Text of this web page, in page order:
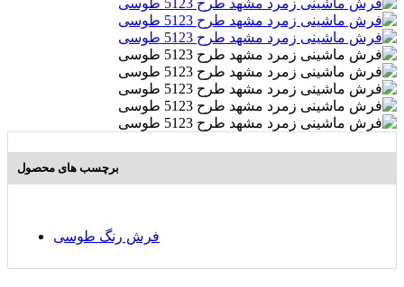
برچسب های محصول
فرش رنگ طوسی